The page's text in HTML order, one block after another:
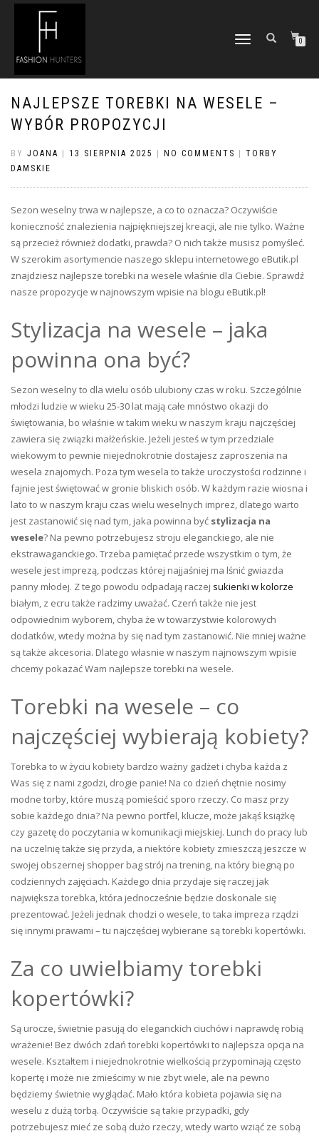
TOGGLE
0
NAJLEPSZE TOREBKI NA WESELE –
WYBÓR PROPOZYCJI
BY JOANA 13 SIERPNIA 2025 NO COMMENTS
TORBY
DAMSKIE
Sezon weselny trwa w najlepsze, a co to oznacza? Oczywiście
konieczność znalezienia najpiękniejszej kreacji, ale nie tylko. Ważne
są przecież również dodatki, prawda? O nich także musisz pomyśleć.
W szerokim asortymencie naszego sklepu internetowego eButik.pl
znajdziesz najlepsze torebki na wesele właśnie dla Ciebie. Sprawdź
nasze propozycje w najnowszym wpisie na blogu eButik.pl!
Stylizacja na wesele – jaka
powinna ona być?
Sezon weselny to dla wielu osób ulubiony czas w roku. Szczególnie
młodzi ludzie w wieku 25-30 lat mają całe mnóstwo okazji do
świętowania, bo właśnie w takim wieku w naszym kraju najczęściej
zawiera się związki małżeńskie. Jeżeli jesteś w tym przedziale
wiekowym to pewnie niejednokrotnie dostajesz zaproszenia na
wesela znajomych. Poza tym wesela to także uroczystości rodzinne i
fajnie jest świętować w gronie bliskich osób. W każdym razie wiosna i
lato to w naszym kraju czas wielu weselnych imprez, dlatego warto
jest zastanowić się nad tym, jaka powinna być stylizacja na
wesele? Na pewno potrzebujesz stroju eleganckiego, ale nie
ekstrawaganckiego. Trzeba pamiętać przede wszystkim o tym, że
wesele jest imprezą, podczas której najjaśniej ma lśnić gwiazda
panny młodej. Z tego powodu odpadają raczej sukienki w kolorze
białym, z ecru także radzimy uważać. Czerń także nie jest
odpowiednim wyborem, chyba że w towarzystwie kolorowych
dodatków, wtedy można by się nad tym zastanowić. Nie mniej ważne
są także akcesoria. Dlatego własnie w naszym najnowszym wpisie
chcemy pokazać Wam najlepsze torebki na wesele.
Torebki na wesele – co
najczęściej wybierają kobiety?
Torebka to w życiu kobiety bardzo ważny gadżet i chyba każda z
Was się z nami zgodzi, drogie panie! Na co dzień chętnie nosimy
modne torby, które muszą pomieścić sporo rzeczy. Co masz przy
sobie każdego dnia? Na pewno portfel, klucze, może jakąś książkę
czy gazetę do poczytania w komunikacji miejskiej. Lunch do pracy lub
na uczelnię także się przyda, a niektóre kobiety zmieszczą jeszcze w
swojej obszernej shopper bag strój na trening, na który biegną po
codziennych zajęciach. Każdego dnia przydaje się raczej jak
największa torebka, która jednocześnie będzie doskonale się
prezentować. Jeżeli jednak chodzi o wesele, to taka impreza rządzi
się innymi prawami – tu najczęściej wybierane są torebki kopertówki.
Za co uwielbiamy torebki
kopertówki?
Są urocze, świetnie pasują do eleganckich ciuchów i naprawdę robią
wrażenie! Bez dwóch zdań torebki kopertówki to najlepsza opcja na
wesele. Kształtem i niejednokrotnie wielkością przypominają często
kopertę i może nie zmieścimy w nie zbyt wiele, ale na pewno
będziemy świetnie wyglądać. Mało która kobieta pojawia się na
weselu z dużą torbą. Oczywiście są takie przypadki, gdy
potrzebujesz mieć ze sobą dużo rzeczy, wtedy warto wziąć ze sobą